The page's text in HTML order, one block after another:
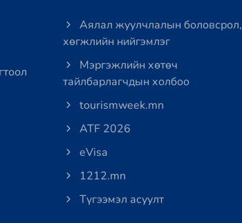
Аялал жуулчлалын боловсрол,
хөгжлийн нийгэмлэг
Мэргэжлийн хөтөч
тайлбарлагчдын холбоо
tourismweek.mn
ATF 2026
eVisa
1212.mn
Түгээмэл асуулт